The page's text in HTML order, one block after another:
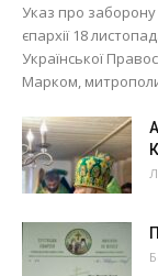
Указ про заборону
єпархії 18
Української
Марком,